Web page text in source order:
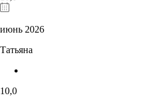
июнь 2026
Татьяна
10,0